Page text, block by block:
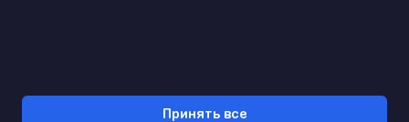
Принять все